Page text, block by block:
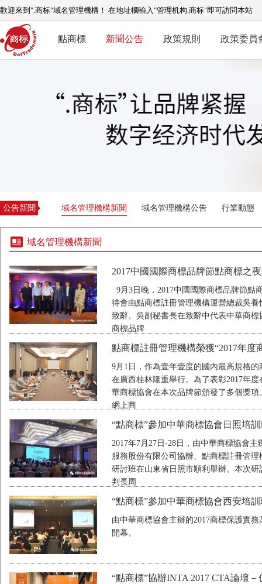
歡迎來到".商标"域名管理機構！ 在地址欄輸入"管理机构.商标"即可訪問本站
點商標 新聞公告 政策規則 政策委員
公告新聞 域名管理機構新聞 域名管理機構公告 行業動態
域名管理機構新聞
2017中國國際商標品牌節點商標之
9月3日晚，2017中國國際商標品牌節點
待會由點商標註冊管理機構運營總裁吳
致辭。吳副秘書長在致辭中代表中華商
商標品牌
點商標註冊管理機構榮獲“2017年度
9月1日，作為壹年壹度的國內最高規格
在廣西桂林隆重舉行。為了表彰2017年
華商標協會在本次品牌節頒發了多個獎
網上商
“點商標”參加中華商標協會日照培
2017年7月27日-28日，由中華商標協會
服務股份有限公司協辦、點商標註冊管
研討班在山東省日照市順利舉辦。本次
判長周
“點商標”參加中華商標協會西安培
由中華商標協會主辦的2017商標保護實
開幕。
“點商標”協辦INTA 2017 CTA論壇